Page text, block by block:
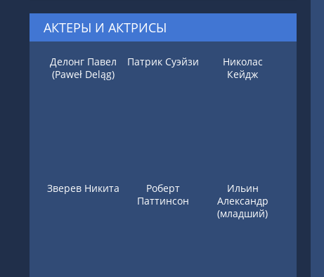
АКТЕРЫ И АКТРИСЫ
Делонг Павел
(Paweł Deląg)
Патрик Суэйзи
Николас
Кейдж
Зверев Никита
Роберт
Паттинсон
Ильин
Александр
(младший)